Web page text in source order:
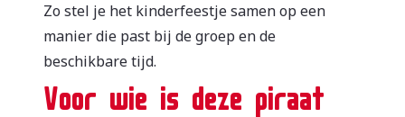
Zo stel je het kinderfeestje samen op een
manier die past bij de groep en de
beschikbare tijd.
Voor wie is deze piraat